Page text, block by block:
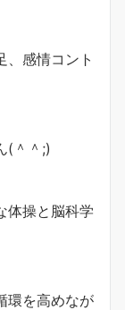
、感情コント
(＾＾;)
体操と脳科学
環を高めなが